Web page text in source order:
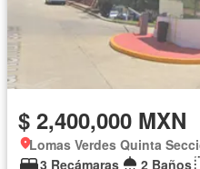
$ 2,400,000 MXN
3 Recámaras
2 Baños